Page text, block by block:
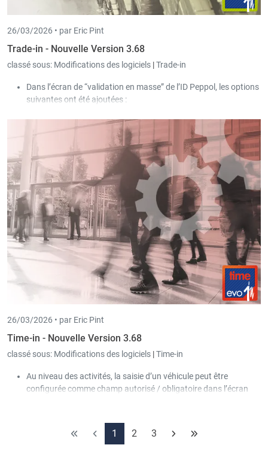
26/03/2026 • par Eric Pint
Trade-in - Nouvelle Version 3.68
classé sous: Modifications des logiciels |Trade-in
Dans l’écran de “validation en masse” de l’ID Peppol, les options
suivantes ont été ajoutées :
erronée.
Corriger les paramètres pour les clients Peppol déjà
existants.
26/03/2026 • par Eric Pint
Time-in - Nouvelle Version 3.68
classé sous: Modifications des logiciels |Time-in
Au niveau des activités, la saisie d’un véhicule peut être
configurée comme champ autorisé / obligatoire dans l’écran
Sur les appareils mobiles (application Time-in), un filtre global
1 2 3